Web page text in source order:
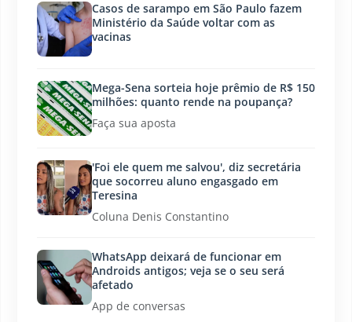
Casos de sarampo em São Paulo fazem
Ministério da Saúde voltar com as
vacinas
Mega-Sena sorteia hoje prêmio de R$ 150
milhões: quanto rende na poupança?
Faça sua aposta
'Foi ele quem me salvou', diz secretária
que socorreu aluno engasgado em
Teresina
Coluna Denis Constantino
WhatsApp deixará de funcionar em
Androids antigos; veja se o seu será
afetado
App de conversas